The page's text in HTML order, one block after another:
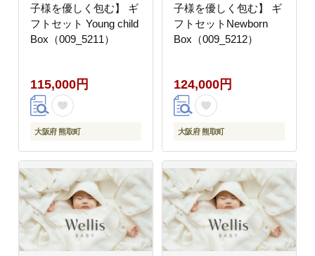
子様を優しく包む】 ギ
フトセット Young child
Box（009_5211）
115,000円
大阪府 熊取町
子様を優しく包む】 ギ
フトセットNewborn
Box（009_5212）
124,000円
大阪府 熊取町